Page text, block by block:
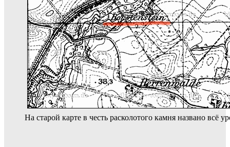
На старой карте в честь расколотого камня названо всё